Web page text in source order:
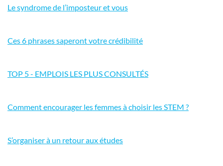
Le syndrome de l’imposteur et vous
Ces 6 phrases saperont votre crédibilité
TOP 5 - EMPLOIS LES PLUS CONSULTÉS
Comment encourager les femmes à choisir les STEM ?
S’organiser à un retour aux études